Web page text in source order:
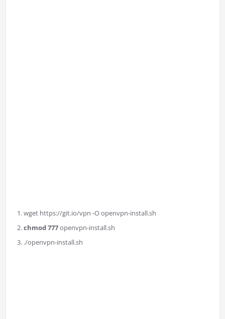
wget https://git.io/vpn -O openvpn-install.sh
chmod 777openvpn-install.sh
./openvpn-install.sh